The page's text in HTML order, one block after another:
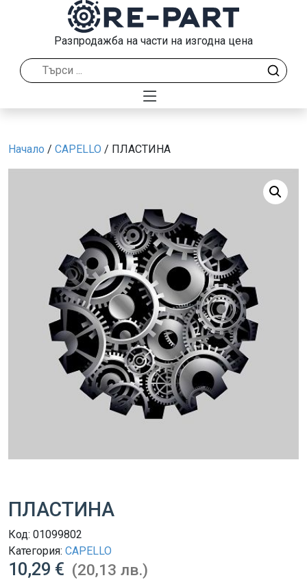
Разпродажба на части на изгодна цена
Начало / CAPELLO / ПЛАСТИНА
ПЛАСТИНА
Код: 01099802
Категория: CAPELLO
10,29 € (20,13 лв.)